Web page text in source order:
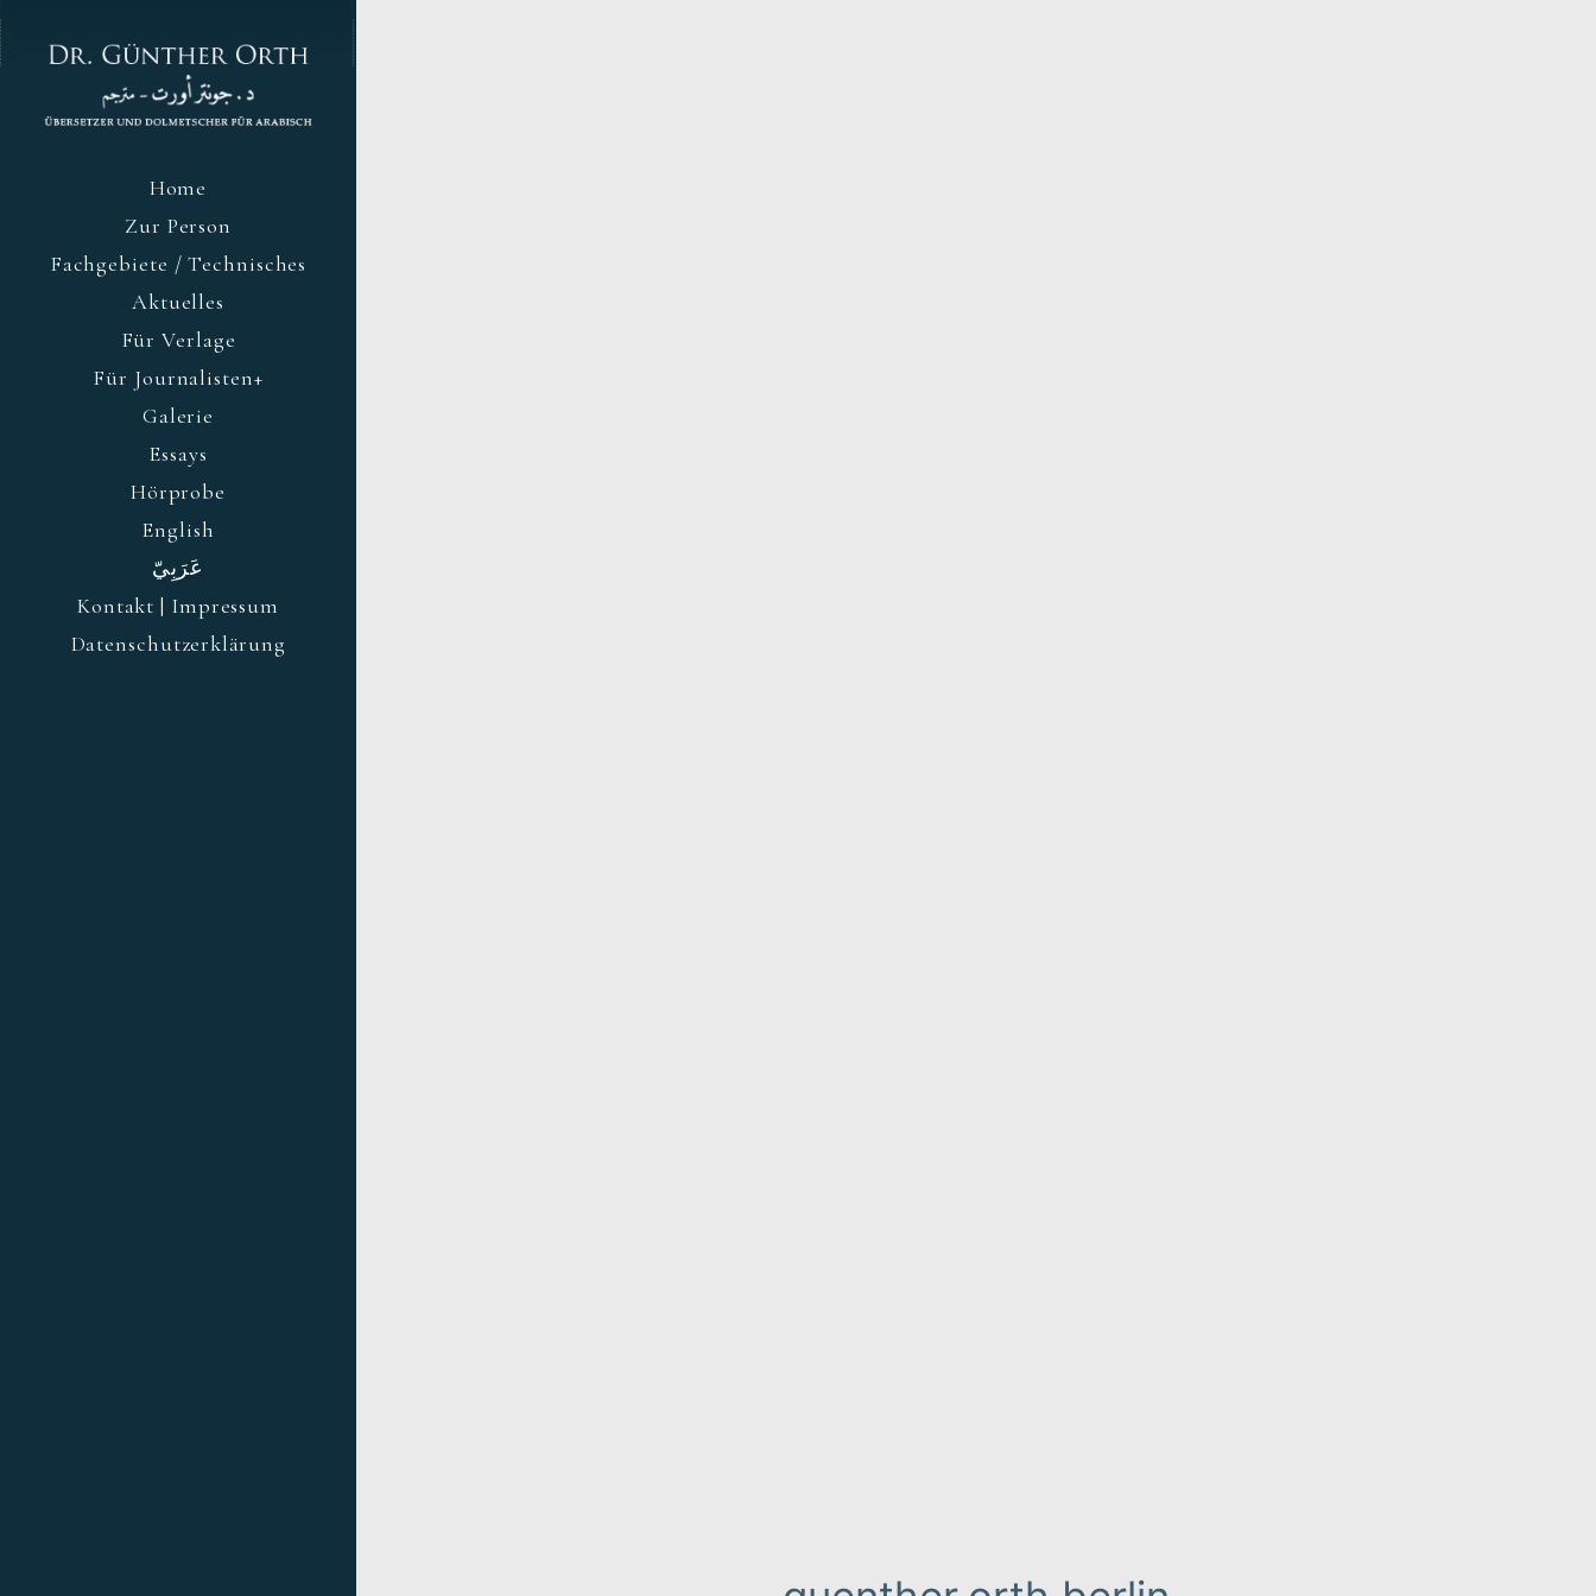
Home
Zur Person
Fachgebiete / Technisches
Aktuelles
Für Verlage
Für Journalisten+
Galerie
Essays
Hörprobe
English
عَرَبِيّ
Kontakt | Impressum
Datenschutzerklärung